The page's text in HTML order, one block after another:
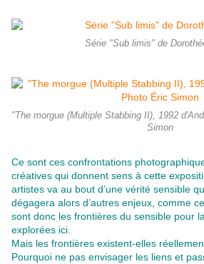
Série "Sub limis" de
"The morgue (Multiple Stabbing II), 1992
Simon
Ce sont ces confrontations
créatives qui donnent sens à cette
artistes va au bout d’une vérité sensible
dégagera alors d’autres enjeux, comme
sont donc les frontières du sensible pour
explorées ici.
Mais les frontières existent-elles
Pourquoi ne pas envisager les liens et